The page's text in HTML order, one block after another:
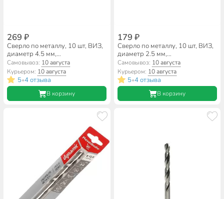
269 ₽
Сверло по металлу, 10 шт, ВИЗ,
диаметр 4.5 мм,
цилиндрический хвостовик,
00671
Самовывоз: 10 августа
Курьером: 10 августа
5•4 отзыва
В корзину
179 ₽
Сверло по металлу, 10 шт, ВИЗ,
диаметр 2.5 мм,
цилиндрический хвостовик,
00651
Самовывоз: 10 августа
Курьером: 10 августа
5•4 отзыва
В корзину